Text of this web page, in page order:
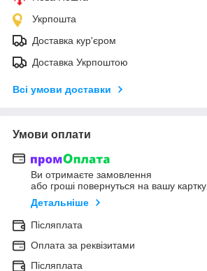
Укрпошта
Доставка кур'єром
Доставка Укрпоштою
Всі умови доставки
Умови оплати
Ви отримаєте замовлення
або гроші повернуться на вашу картку
Детальніше
Післяплата
Оплата за реквізитами
Післяплата